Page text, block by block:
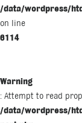
/data/wordpress/
on line
6114
Warning
: Attempt to read
/data/wordpress/